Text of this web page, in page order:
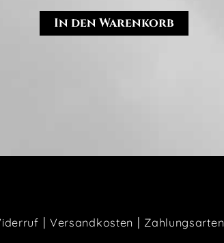
In den Warenkorb
| Versandkosten | Zahlungsarten